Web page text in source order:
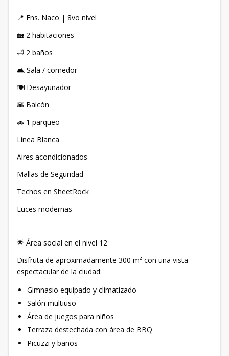
📍 Ens. Naco | 8vo nivel
🏡 2 habitaciones
🛁 2 baños
🛋️ Sala / comedor
🍽️ Desayunador
🌇 Balcón
🚗 1 parqueo
Linea Blanca
Aires acondicionados
Mallas de Seguridad
Techos en SheetRock
Luces modernas
🌟 Área social en el nivel 12
Disfruta de aproximadamente 300 m² con una vista
espectacular de la ciudad:
Gimnasio equipado y climatizado
Salón multiuso
Área de juegos para niños
Terraza destechada con área de BBQ
Picuzzi y baños